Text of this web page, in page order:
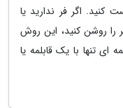
کنید. اگر فر ندارید یا
روشن کنید، این روش
ای تنها با یک قابلمه یا